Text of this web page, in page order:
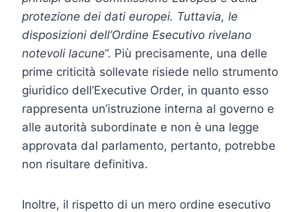
protezione dei dati europei. Tuttavia, le
disposizioni dell’Ordine Esecutivo rivelano
notevoli lacune”. Più precisamente, una delle
prime criticità sollevate risiede nello strumento
giuridico dell’Executive Order, in quanto esso
rappresenta un’istruzione interna al governo e
alle autorità subordinate e non è una legge
approvata dal parlamento, pertanto, potrebbe
non risultare definitiva.
Inoltre, il rispetto di un mero ordine esecutivo